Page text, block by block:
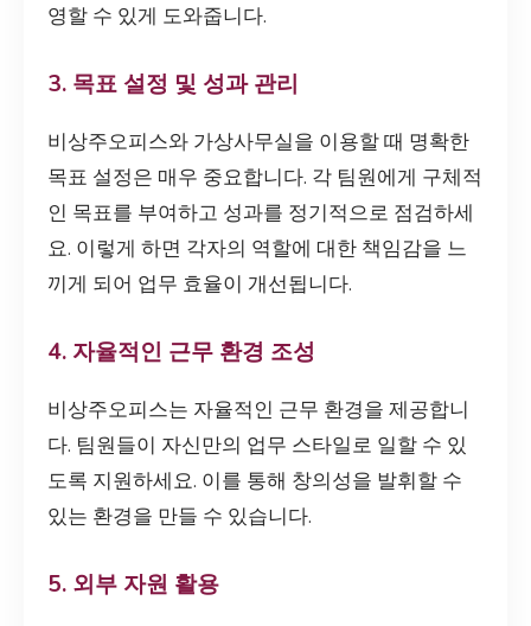
영할 수 있게 도와줍니다.
3. 목표 설정 및 성과 관리
비상주오피스와 가상사무실을 이용할 때 명확한
목표 설정은 매우 중요합니다. 각 팀원에게 구체적
인 목표를 부여하고 성과를 정기적으로 점검하세
요. 이렇게 하면 각자의 역할에 대한 책임감을 느
끼게 되어 업무 효율이 개선됩니다.
4. 자율적인 근무 환경 조성
비상주오피스는 자율적인 근무 환경을 제공합니
다. 팀원들이 자신만의 업무 스타일로 일할 수 있
도록 지원하세요. 이를 통해 창의성을 발휘할 수
있는 환경을 만들 수 있습니다.
5. 외부 자원 활용